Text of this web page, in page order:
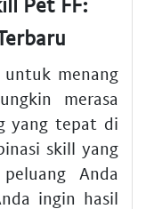
untuk menang
merasa
yang tepat di
skill yang
Anda
ingin hasil